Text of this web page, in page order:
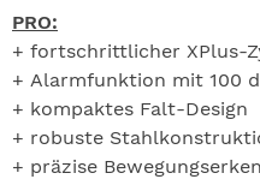
PRO:
+ fortschrittlicher XPlus-
+ Alarmfunktion mit 100
+ kompaktes Falt-Design
+ robuste
+ präzise